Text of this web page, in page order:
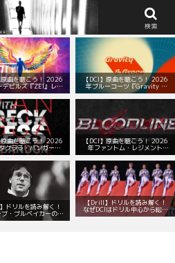
）：マーチング部の顧問室
原曲を聴こう！ 2026
デビルズ『ZEI』レパ
ートリー！
【DCI】原曲を聴こう！ 2026
年ブルーコーツ『Gravity &
Grace』レパートリー！
原曲を聴こう！ 2026
クララ・バンガード
Abandon』
パートリー！
【DCI】原曲を聴こう！ 2026
年ファントム・レジメント
『Bloodline』レパートリー！
ドリルを読み解く！
・ブルベイカーの数
音楽的なドリル
【Drill】ドリルを読み解く！
なぜDCIはドリル中心から総合
演出へと変わったのか？
検索